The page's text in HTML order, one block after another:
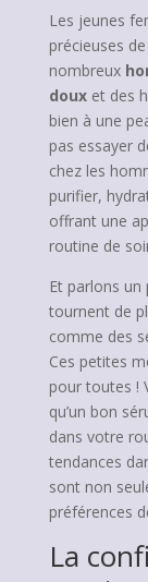
Les jeunes
précieuses
nombreux
douxet des
bien à une
pas essayer
chez les
purifier,
offrant une
routine de
Et parlons
tournent de
comme des
Ces petites
pour toutes !
qu’un bon
dans votre
tendances
sont non
préférences
La